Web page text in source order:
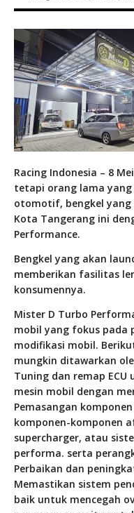
Racing Indonesia – 8
tetapi orang lama
otomotif, bengkel yang
Kota Tangerang ini
Performance.
Bengkel yang akan
memberikan fasilitas
konsumennya.
Mister D Turbo
mobil yang fokus pada
modifikasi mobil.
mungkin ditawarkan
Tuning dan remap
mesin mobil dengan
Pemasangan
komponen-komponen
supercharger, atau
performa. serta
Perbaikan dan
Memastikan sistem
baik untuk mencegah